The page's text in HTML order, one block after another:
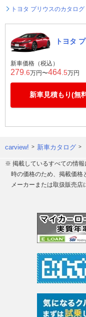
トヨタ プリウスのカタロ
トヨタ
新車価格（税込）
279 .6万円〜464 .5万円
新車見積もり(無
carview! 新車カタログ
※ 掲載しているすべての情
時の価格のため、掲載価格
メーカーまたは取扱販売店